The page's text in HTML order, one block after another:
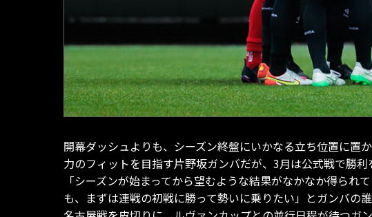
開幕ダッシュよりも、シーズン終盤にいかなる立ち位置に置
力のフィットを目指す片野坂ガンバだが、3月は公式戦で勝利
「シーズンが始まってから望むような結果がなかなか得ら
も、まずは連戦の初戦に勝って勢いに乗りたい」とガンバの